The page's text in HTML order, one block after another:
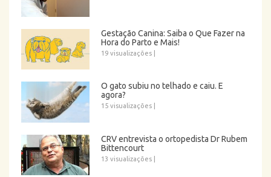
Gestação Canina: Saiba o Que Fazer na
Hora do Parto e Mais!
19 visualizações
O gato subiu no telhado e caiu. E
agora?
15 visualizações
CRV entrevista o ortopedista Dr Rubem
Bittencourt
13 visualizações